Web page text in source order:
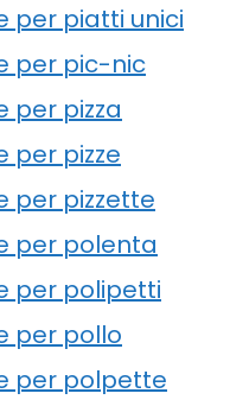
per piatti unici
per pic-nic
per pizza
per pizze
per pizzette
per polenta
per polipetti
per pollo
per polpette